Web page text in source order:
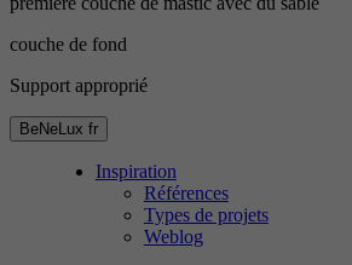
couche de fond
Support approprié
BeNeLux fr
Inspiration
Références
Types de projets
Weblog